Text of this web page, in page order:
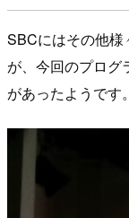
SBCにはその他様
が、今回のプログ
があったようです